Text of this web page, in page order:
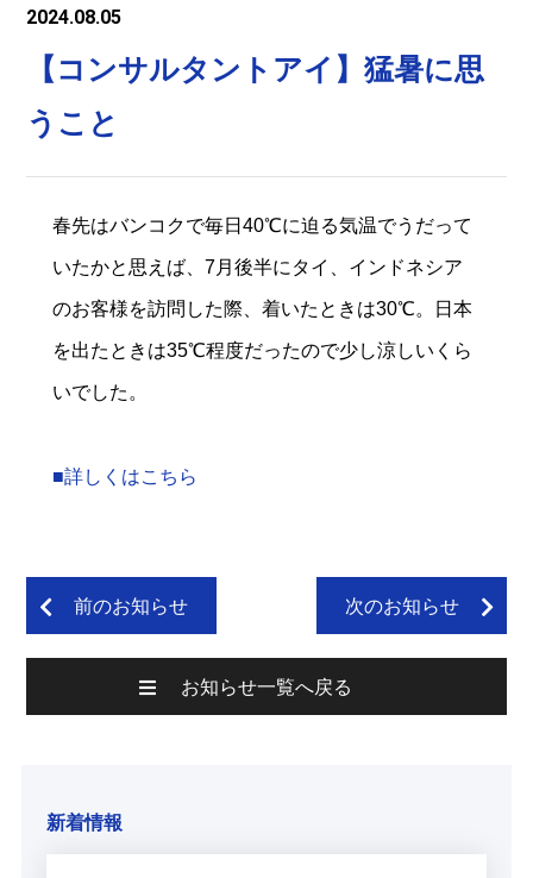
2024.08.05
【コンサルタントアイ】猛暑に思
うこと
春先はバンコクで毎日40℃に迫る気温でうだって
いたかと思えば、7月後半にタイ、インドネシア
のお客様を訪問した際、着いたときは30℃。日本
を出たときは35℃程度だったので少し涼しいくら
いでした。
■詳しくはこちら
前のお知らせ 次のお知らせ
お知らせ一覧へ戻る
新着情報